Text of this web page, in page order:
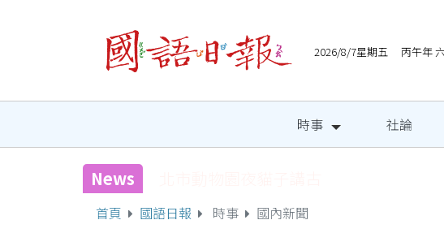
2026/8/7星期五 丙午年
時事 社論
News
首頁 國語日報 時事 國內新聞